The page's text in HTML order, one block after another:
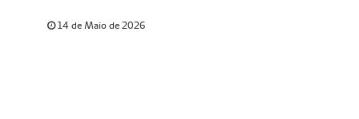
14 de Maio de 2026